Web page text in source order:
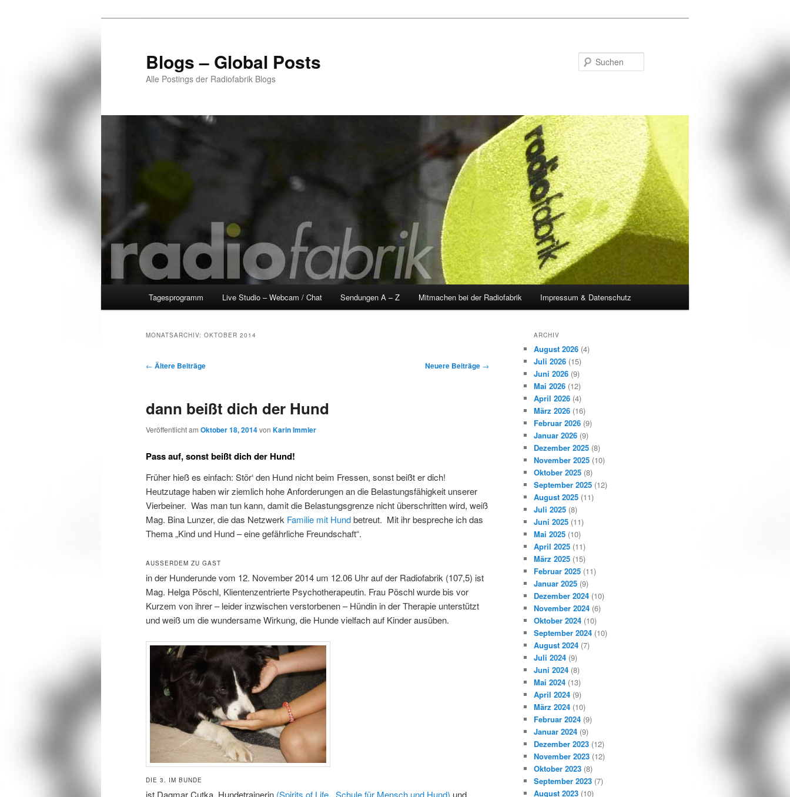
Blogs – Global Posts
Alle Postings der Radiofabrik Blogs
Tagesprogramm Live Studio – Webcam / Chat Sendungen A – Z Mitmachen bei der Radiofabrik Impressum & Datenschutz
MONATSARCHIV: OKTOBER 2014
Beitragsnavigation
← Ältere Beiträge Neuere Beiträge →
dann beißt dich der Hund
Veröffentlicht am Oktober 18, 2014von Karin Immler
Pass auf, sonst beißt dich der Hund!
Früher hieß es einfach: Stör‘ den Hund nicht beim Fressen, sonst beißt er dich!
Heutzutage haben wir ziemlich hohe Anforderungen an die Belastungsfähigkeit unserer
Vierbeiner. Was man tun kann, damit die Belastungsgrenze nicht überschritten wird, weiß
Mag. Bina Lunzer, die das Netzwerk Familie mit Hundbetreut. Mit ihr bespreche ich das
Thema „Kind und Hund – eine gefährliche Freundschaft“.
AUSSERDEM ZU GAST
in der Hunderunde vom 12. November 2014 um 12.06 Uhr auf der Radiofabrik (107,5) ist
Mag. Helga Pöschl, Klientenzentrierte Psychotherapeutin. Frau Pöschl wurde bis vor
Kurzem von ihrer – leider inzwischen verstorbenen – Hündin in der Therapie unterstützt
und weiß um die wundersame Wirkung, die Hunde vielfach auf Kinder ausüben.
DIE 3. IM BUNDE
ist Dagmar Cutka, Hundetrainerin (Spirits of Life, Schule für Mensch und Hund) und
ARCHIV
August 2026 (4)
Juli 2026 (15)
Juni 2026 (9)
Mai 2026 (12)
April 2026 (4)
März 2026 (16)
Februar 2026 (9)
Januar 2026 (9)
Dezember 2025 (8)
November 2025 (10)
Oktober 2025 (8)
September 2025 (12)
August 2025 (11)
Juli 2025 (8)
Juni 2025 (11)
Mai 2025 (10)
April 2025 (11)
März 2025 (15)
Februar 2025 (11)
Januar 2025 (9)
Dezember 2024 (10)
November 2024 (6)
Oktober 2024 (10)
September 2024 (10)
August 2024 (7)
Juli 2024 (9)
Juni 2024 (8)
Mai 2024 (13)
April 2024 (9)
März 2024 (10)
Februar 2024 (9)
Januar 2024 (9)
Dezember 2023 (12)
November 2023 (12)
Oktober 2023 (8)
September 2023 (7)
August 2023 (10)